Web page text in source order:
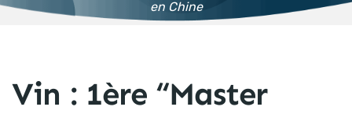
en Chine
Vin : 1ère “Master